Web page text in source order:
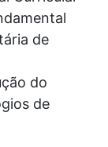
de
do
de